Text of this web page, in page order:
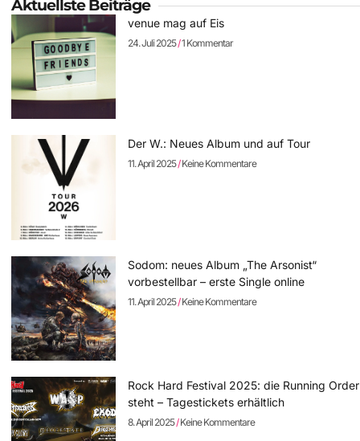
Aktuellste Beiträge
venue mag auf Eis
24. Juli 2025 1 Kommentar
Der W.: Neues Album und auf Tour
11. April 2025 Keine Kommentare
Sodom: neues Album „The Arsonist“
vorbestellbar – erste Single online
11. April 2025 Keine Kommentare
Rock Hard Festival 2025: die Running Order
steht – Tagestickets erhältlich
8. April 2025 Keine Kommentare